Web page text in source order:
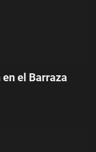
el Barraza